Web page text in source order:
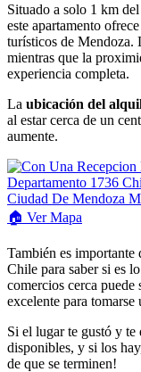
Situado a solo 1 km
este apartamento
turísticos de Mendoza.
mientras que la
experiencia completa.
La ubicación del
al estar cerca de un
aumente.
🏠 VerMapa
También es importante
Chile para saber si es
comercios cerca
excelente para tomarse
Si el lugar te gustó y
disponibles, y si los
de que se terminen!